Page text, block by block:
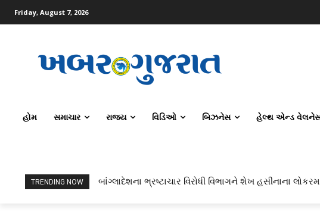
Friday, August 7, 2026
હોમ સમાચાર રાજ્ય વિડિઓ બિઝનેસ હેલ્થ એન્ડ
TRENDING NOW બાંગ્લાદેશના ભ્રષ્ટાચાર વિરોધી વિભાગને શેખ હસીનાના